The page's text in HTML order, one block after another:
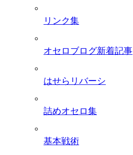
リンク集
オセロブログ新着記事
はせらリバーシ
詰めオセロ集
基本戦術